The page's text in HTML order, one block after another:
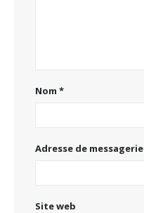
Nom *
Adresse de messagerie
Site web